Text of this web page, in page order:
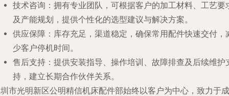
技术咨询 ：拥有专业团队，可根据客户的加工材料、工艺要
及产能规划，提供个性化的选型建议与解决方案。
供应保障 ：库存充足，渠道稳定，确保常用配件快速交付，
少客户停机时间。
售后支持 ：提供安装指导、操作培训、故障排查及后续维护
持，建立长期合作伙伴关系。
市光明新区公明精信机床配件部始终以客户为中心，致力于成